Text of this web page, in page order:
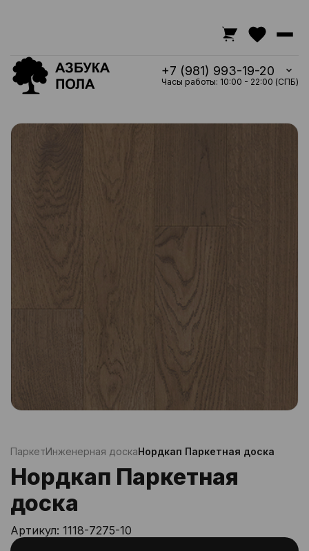
+7 (981) 993-19-20
Часы работы: 10:00 - 22:00 (СПБ)
ПаркетИнженерная доскаНордкап Паркетная доска
Нордкап Паркетная
доска
Артикул: 1118-7275-10